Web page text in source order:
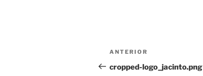
Navegação
de
Post
anterior
ANTERIOR
cropped-logo_jacinto.png